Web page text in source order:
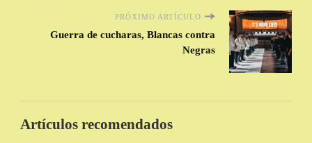
PRÓXIMO ARTÍCULO
Guerra de cucharas, Blancas contra
Negras
Artículos recomendados